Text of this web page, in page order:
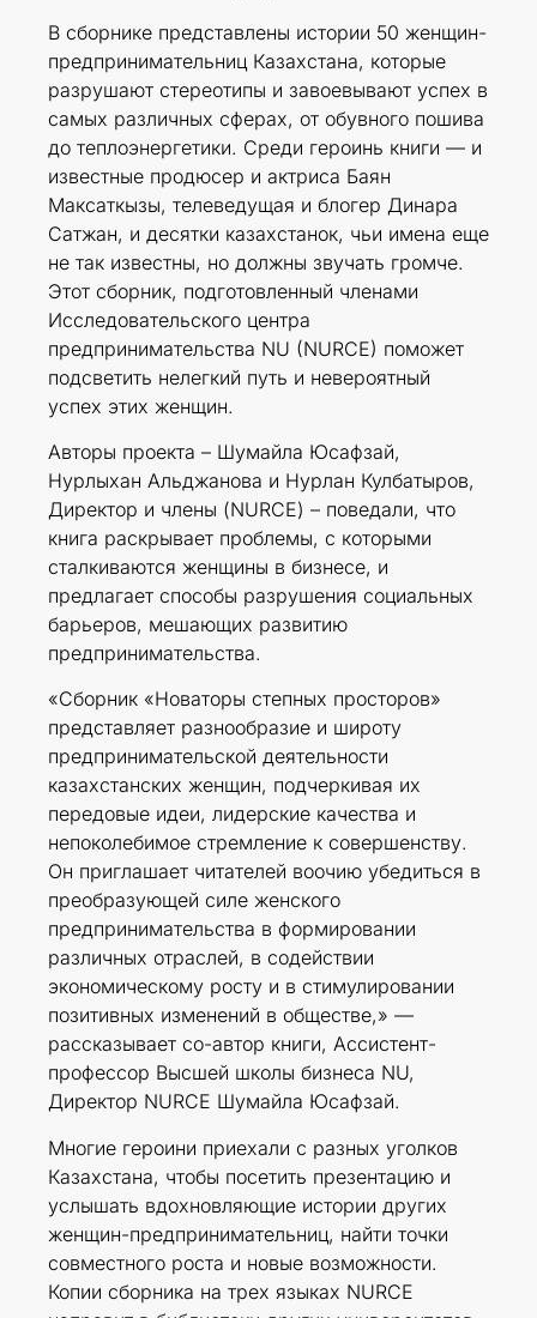
В сборнике представлены истории 50 женщин-
предпринимательниц Казахстана, которые
разрушают стереотипы и завоевывают успех в
самых различных сферах, от обувного пошива
до теплоэнергетики. Среди героинь книги — и
известные продюсер и актриса Баян
Максаткызы, телеведущая и блогер Динара
Сатжан, и десятки казахстанок, чьи имена еще
не так известны, но должны звучать громче.
Этот сборник, подготовленный членами
Исследовательского центра
предпринимательства NU (NURCE) поможет
подсветить нелегкий путь и невероятный
успех этих женщин.
Авторы проекта – Шумайла Юсафзай,
Нурлыхан Альджанова и Нурлан Кулбатыров,
Директор и члены (NURCE) – поведали, что
книга раскрывает проблемы, с которыми
сталкиваются женщины в бизнесе, и
предлагает способы разрушения социальных
барьеров, мешающих развитию
предпринимательства.
«Сборник «Новаторы степных просторов»
представляет разнообразие и широту
предпринимательской деятельности
казахстанских женщин, подчеркивая их
передовые идеи, лидерские качества и
непоколебимое стремление к совершенству.
Он приглашает читателей воочию убедиться в
преобразующей силе женского
предпринимательства в формировании
различных отраслей, в содействии
экономическому росту и в стимулировании
позитивных изменений в обществе,» —
рассказывает со-автор книги, Ассистент-
профессор Высшей школы бизнеса NU,
Директор NURCE Шумайла Юсафзай.
Многие героини приехали с разных уголков
Казахстана, чтобы посетить презентацию и
услышать вдохновляющие истории других
женщин-предпринимательниц, найти точки
совместного роста и новые возможности.
Копии сборника на трех языках NURCE